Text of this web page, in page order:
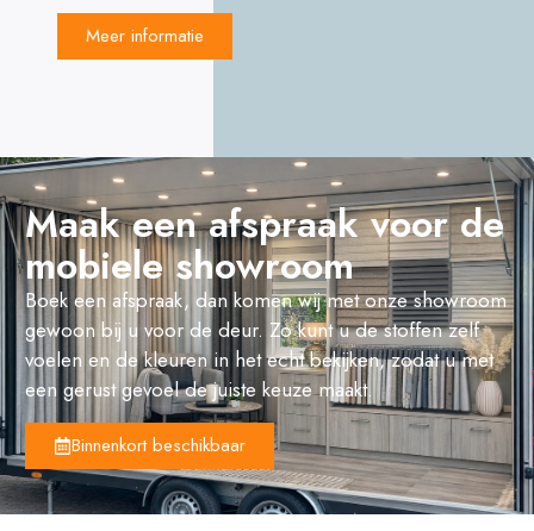
Meer informatie
Maak een afspraak voor de
mobiele showroom
Boek een afspraak, dan komen wij met onze showroom
gewoon bij u voor de deur. Zo kunt u de stoffen zelf
voelen en de kleuren in het echt bekijken, zodat u met
een gerust gevoel de juiste keuze maakt.
Binnenkort beschikbaar